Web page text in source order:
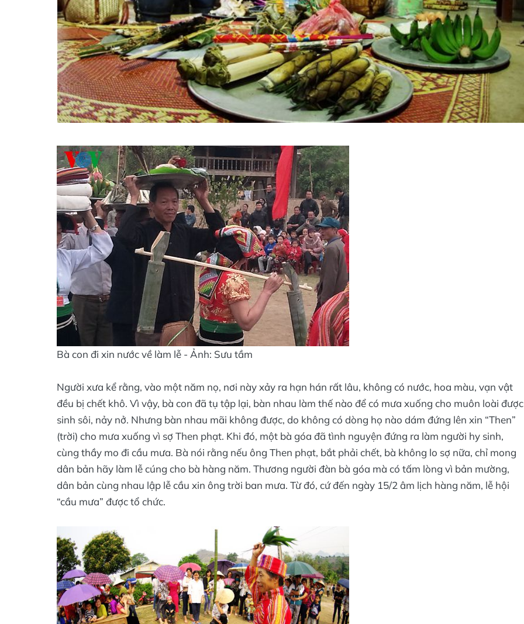
Bà con đi xin nước về làm lễ - Ảnh: Sưu tầm
Người xưa kể rằng, vào một năm nọ, nơi này xảy ra hạn hán rất lâu, không có nước, hoa màu, vạn vật
đều bị chết khô. Vì vậy, bà con đã tụ tập lại, bàn nhau làm thế nào để có mưa xuống cho muôn loài được
sinh sôi, nảy nở. Nhưng bàn nhau mãi không được, do không có dòng họ nào dám đứng lên xin “Then”
(trời) cho mưa xuống vì sợ Then phạt. Khi đó, một bà góa đã tình nguyện đứng ra làm người hy sinh,
cùng thầy mo đi cầu mưa. Bà nói rằng nếu ông Then phạt, bắt phải chết, bà không lo sợ nữa, chỉ mong
dân bản hãy làm lễ cúng cho bà hàng năm. Thương người đàn bà góa mà có tấm lòng vì bản mường,
dân bản cùng nhau lập lễ cầu xin ông trời ban mưa. Từ đó, cứ đến ngày 15/2 âm lịch hàng năm, lễ hội
“cầu mưa” được tổ chức.